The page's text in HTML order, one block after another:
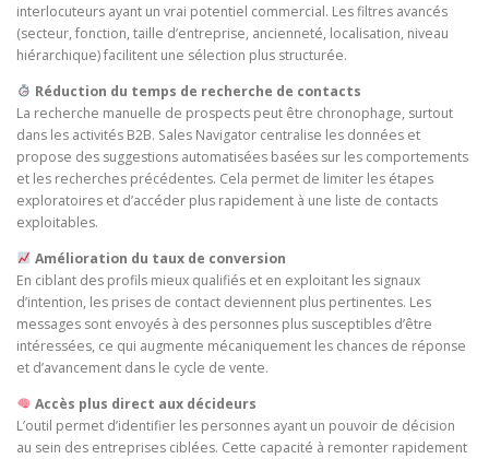
interlocuteurs ayant un vrai potentiel commercial. Les filtres avancés
(secteur, fonction, taille d’entreprise, ancienneté, localisation, niveau
hiérarchique) facilitent une sélection plus structurée.
Réduction du temps de recherche de contacts
La recherche manuelle de prospects peut être chronophage, surtout
dans les activités B2B. Sales Navigator centralise les données et
propose des suggestions automatisées basées sur les comportements
et les recherches précédentes. Cela permet de limiter les étapes
exploratoires et d’accéder plus rapidement à une liste de contacts
exploitables.
Amélioration du taux de conversion
En ciblant des profils mieux qualifiés et en exploitant les signaux
d’intention, les prises de contact deviennent plus pertinentes. Les
messages sont envoyés à des personnes plus susceptibles d’être
intéressées, ce qui augmente mécaniquement les chances de réponse
et d’avancement dans le cycle de vente.
Accès plus direct aux décideurs
L’outil permet d’identifier les personnes ayant un pouvoir de décision
au sein des entreprises ciblées. Cette capacité à remonter rapidement